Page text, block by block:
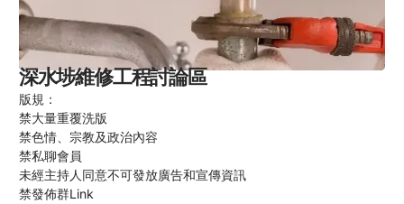
深水埗維修工程討論區 ️ ️
版規：
禁大量重覆洗版
禁色情、宗教及政治內容
禁私聊會員
未經主持人同意不可發放廣告和宣傳資訊
禁發佈群Link